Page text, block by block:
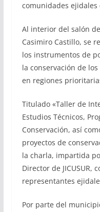
comunidades ejidales
Al interior del salón
Casimiro Castillo, se
los instrumentos de
la conservación de
en regiones
Titulado «Taller de
Estudios Técnicos,
Conservación, así
proyectos de
la charla, impartida
Director de JICUSUR,
representantes
Por parte del